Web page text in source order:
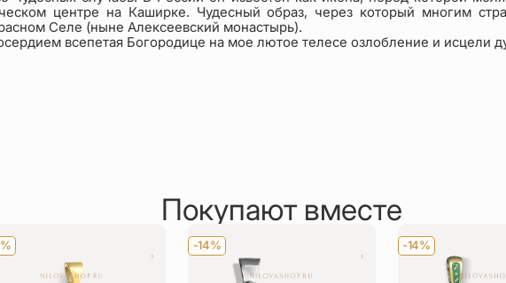
центре на Каширке. Чудесный образ, через который многим
Селе (ныне Алексеевский монастырь).
всепетая Богородице на мое лютое телесе озлобление и исцели
Покупают вместе
-14% -14%